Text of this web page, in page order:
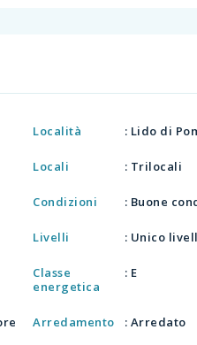
Località : Lido di
Locali : Trilocali
Condizioni : Buone
Livelli : Unico
Classe
energetica
: E
Arredamento : Arredato